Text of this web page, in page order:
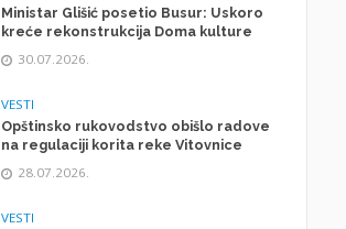
Ministar Glišić posetio Busur: Uskoro
kreće rekonstrukcija Doma kulture
30.07.2026.
VESTI
Opštinsko rukovodstvo obišlo radove
na regulaciji korita reke Vitovnice
28.07.2026.
VESTI